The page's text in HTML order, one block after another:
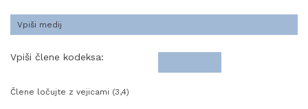
Vpiši člene kodeksa:
Člene ločujte z vejicami (3,4)